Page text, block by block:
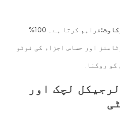
فراہم کرتا ہے۔ 100%
اور حساس اجزاء کی فوٹو
کو روکنا.
لچک اور